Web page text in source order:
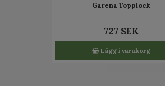
Garena Topplock
727 SEK
Lägg i varukorg